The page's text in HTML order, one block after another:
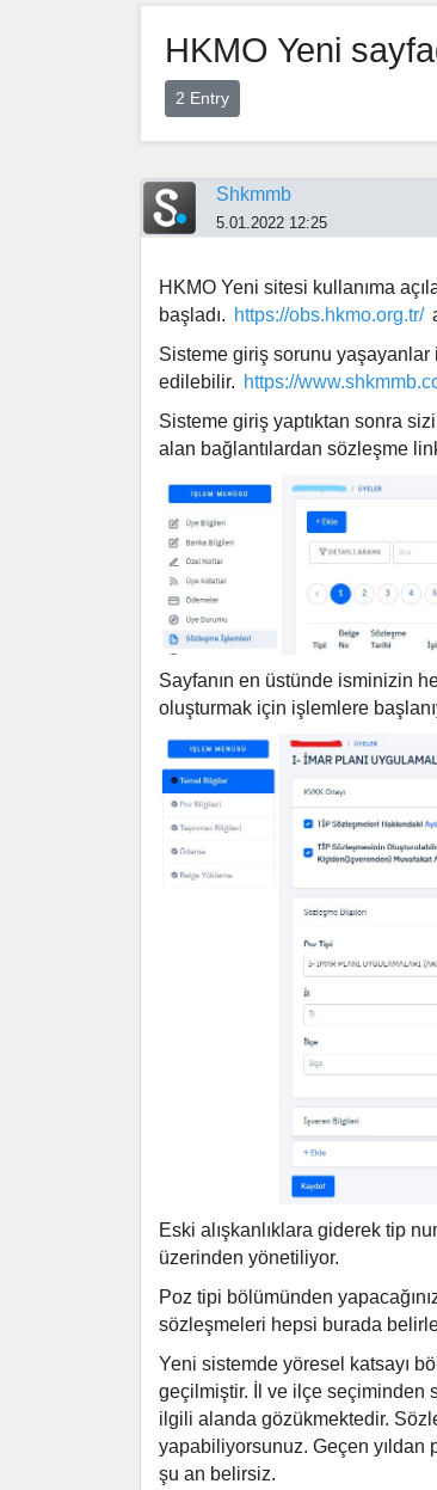
HKMO Yeni
2 Entry
Shkmmb
5.01.2022 12:25
HKMO Yeni sitesi kullanıma
başladı. https://obs.hkmo.org.tr/
Sisteme giriş sorunu yaşayanlar
edilebilir. https://
Sisteme giriş yaptıktan sonra
alan bağlantılardan sözleşme
Sayfanın en üstünde isminizin
oluşturmak için işlemlere
Eski alışkanlıklara giderek tip
üzerinden yönetiliyor.
Poz tipi bölümünden
sözleşmeleri hepsi burada
Yeni sistemde yöresel katsayı
geçilmiştir. İl ve ilçe seçiminden
ilgili alanda gözükmektedir.
yapabiliyorsunuz. Geçen yıldan
şu an belirsiz.